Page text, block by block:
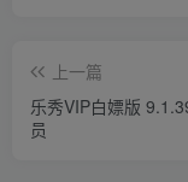
上一篇
乐秀VIP白嫖版
员